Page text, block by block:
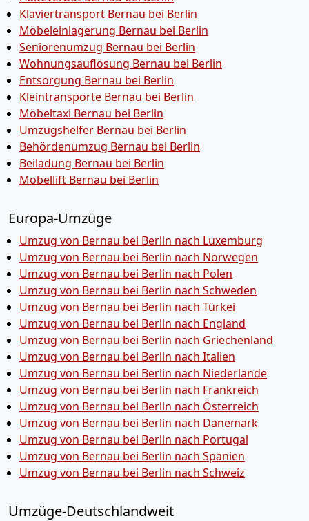
Klaviertransport Bernau bei Berlin
Möbeleinlagerung Bernau bei Berlin
Seniorenumzug Bernau bei Berlin
Wohnungsauflösung Bernau bei Berlin
Entsorgung Bernau bei Berlin
Kleintransporte Bernau bei Berlin
Möbeltaxi Bernau bei Berlin
Umzugshelfer Bernau bei Berlin
Behördenumzug Bernau bei Berlin
Beiladung Bernau bei Berlin
Möbellift Bernau bei Berlin
Europa-Umzüge
Umzug von Bernau bei Berlin nach Luxemburg
Umzug von Bernau bei Berlin nach Norwegen
Umzug von Bernau bei Berlin nach Polen
Umzug von Bernau bei Berlin nach Schweden
Umzug von Bernau bei Berlin nach Türkei
Umzug von Bernau bei Berlin nach England
Umzug von Bernau bei Berlin nach Griechenland
Umzug von Bernau bei Berlin nach Italien
Umzug von Bernau bei Berlin nach Niederlande
Umzug von Bernau bei Berlin nach Frankreich
Umzug von Bernau bei Berlin nach Österreich
Umzug von Bernau bei Berlin nach Dänemark
Umzug von Bernau bei Berlin nach Portugal
Umzug von Bernau bei Berlin nach Spanien
Umzug von Bernau bei Berlin nach Schweiz
Umzüge-Deutschlandweit